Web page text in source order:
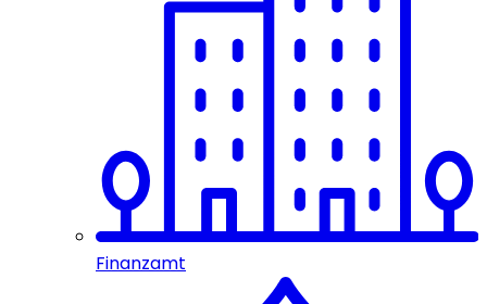
Finanzamt